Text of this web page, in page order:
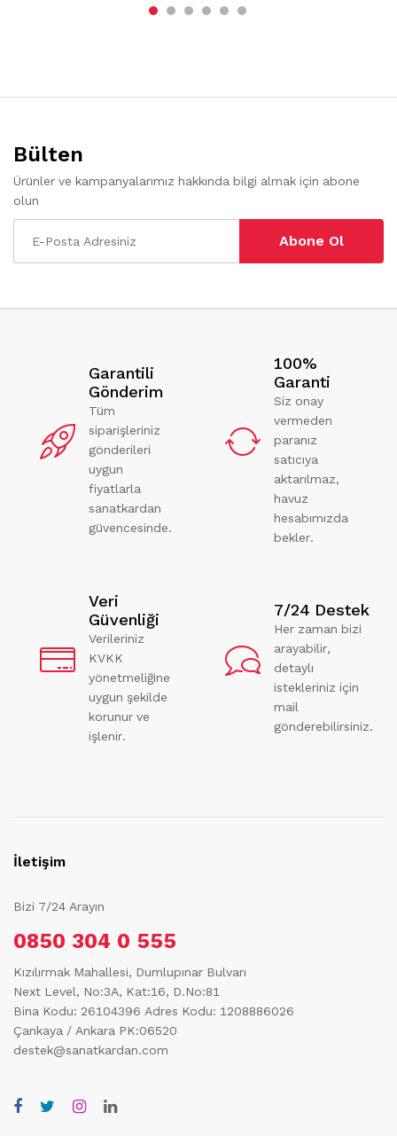
Bülten
Ürünler ve kampanyalarımız hakkında bilgi almak için abone
olun
Abone Ol
Garantili
Gönderim
Tüm
siparişleriniz
gönderileri
uygun
fiyatlarla
sanatkardan
güvencesinde.
100%
Garanti
Siz onay
vermeden
paranız
satıcıya
aktarılmaz,
havuz
hesabımızda
bekler.
Veri
Güvenliği
Verileriniz
KVKK
yönetmeliğine
uygun şekilde
korunur ve
işlenir.
7/24 Destek
Her zaman bizi
arayabilir,
detaylı
istekleriniz için
mail
gönderebilirsiniz.
İletişim
Bizi 7/24 Arayın
0850 304 0 555
Kızılırmak Mahallesi, Dumlupınar Bulvarı
Next Level, No:3A, Kat:16, D.No:81
Bina Kodu: 26104396 Adres Kodu: 1208886026
Çankaya / Ankara PK:06520
destek@sanatkardan.com